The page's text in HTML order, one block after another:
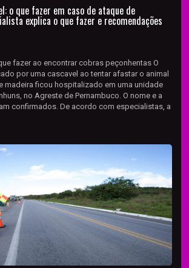
o que fazer em caso de ataque de
explica o que fazer e recomendações
fazer ao encontrar cobras peçonhentas O
por uma cascavel ao tentar afastar o animal
madeira ficou hospitalizado em uma unidade
no Agreste de Pernambuco. O nome e a
confirmados. De acordo com especialistas, a